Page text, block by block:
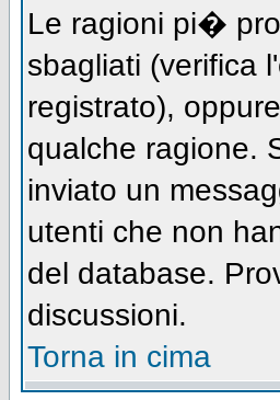
Le ragioni pi�
sbagliati (verifica
registrato),
qualche ragione.
inviato un
utenti che non
del database.
discussioni.
Torna in cima